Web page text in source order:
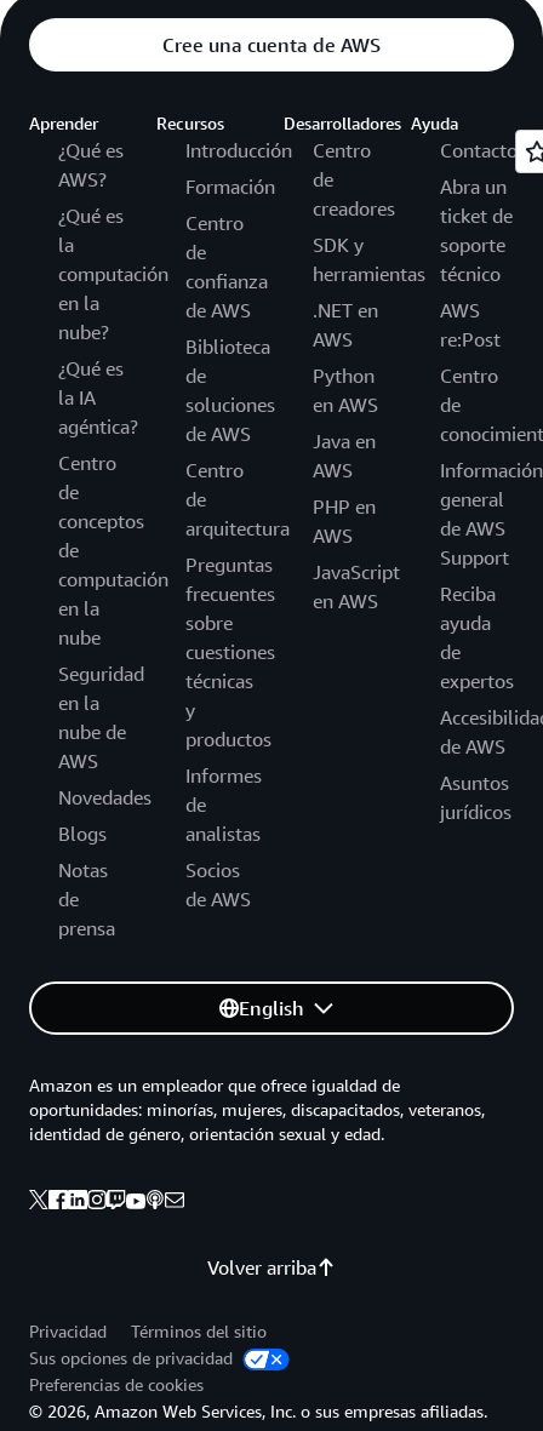
Cree una cuenta de AWS
Aprender
¿Qué es
AWS?
¿Qué es
la
computación
en la
nube?
¿Qué es
la IA
agéntica?
Centro
de
conceptos
de
computación
en la
nube
Seguridad
en la
nube de
AWS
Novedades
Blogs
Notas
de
prensa
Recursos
Introducción
Formación
Centro
de
confianza
de AWS
Biblioteca
de
soluciones
de AWS
Centro
de
arquitectura
Preguntas
frecuentes
sobre
cuestiones
técnicas
y
productos
Informes
de
analistas
Socios
de AWS
Desarrolladores
Centro
de
creadores
SDK y
herramientas
.NET en
AWS
Python
en AWS
Java en
AWS
PHP en
AWS
JavaScript
en AWS
Ayuda
Contacto
Abra un
ticket de
soporte
técnico
AWS
re:Post
Centro
de
Información
general
de AWS
Support
Reciba
ayuda
de
expertos
de AWS
Asuntos
jurídicos
English
Volver arriba
Amazon es un empleador que ofrece igualdad de
oportunidades: minorías, mujeres, discapacitados, veteranos,
identidad de género, orientación sexual y edad.
Privacidad
Términos del sitio
Sus opciones de privacidad
Preferencias de cookies
© 2026, Amazon Web Services, Inc. o sus empresas afiliadas.